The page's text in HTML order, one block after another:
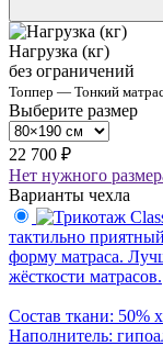
Нагрузка (кг)
без ограничений
Топпер — Тонкий
Выберите размер
22 700 ₽
Нет нужного
Варианты чехла
тактильно
форму матраса.
жёсткости матрасов.
Состав ткани: 50%
Наполнитель: